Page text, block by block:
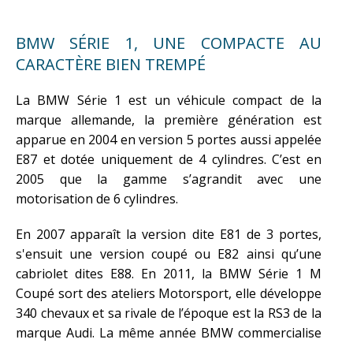
BMW SÉRIE 1, UNE COMPACTE AU
CARACTÈRE BIEN TREMPÉ
La BMW Série 1 est un véhicule compact de la
marque allemande, la première génération est
apparue en 2004 en version 5 portes aussi appelée
E87 et dotée uniquement de 4 cylindres. C’est en
2005 que la gamme s’agrandit avec une
motorisation de 6 cylindres.
En 2007 apparaît la version dite E81 de 3 portes,
s'ensuit une version coupé ou E82 ainsi qu’une
cabriolet dites E88. En 2011, la BMW Série 1 M
Coupé sort des ateliers Motorsport, elle développe
340 chevaux et sa rivale de l’époque est la RS3 de la
marque Audi. La même année BMW commercialise